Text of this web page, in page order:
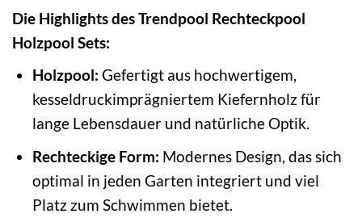
Die Highlights des Trendpool Rechteckpool
Holzpool Sets:
Holzpool: Gefertigt aus hochwertigem,
kesseldruckimprägniertem Kiefernholz für
lange Lebensdauer und natürliche Optik.
Rechteckige Form: Modernes Design, das sich
optimal in jeden Garten integriert und viel
Platz zum Schwimmen bietet.